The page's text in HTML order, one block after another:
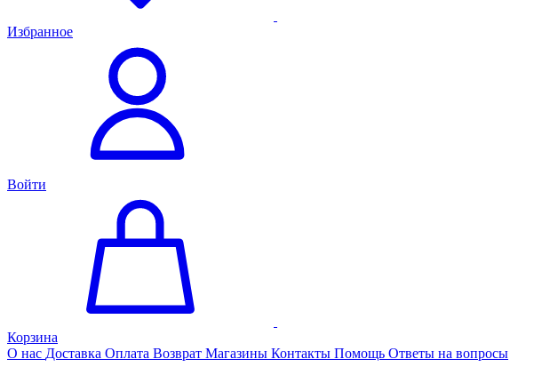
Избранное
Войти
Корзина
О нас Доставка Оплата Возврат Магазины Контакты Помощь Ответы на вопросы